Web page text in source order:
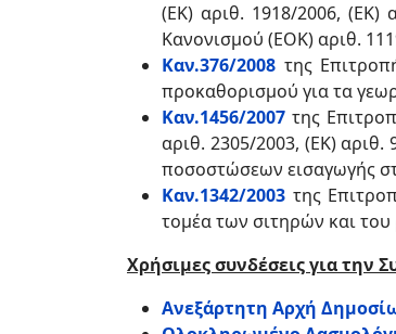
(ΕΚ) αριθ. 1918/2006, (ΕΚ)
Κανονισμού (ΕΟΚ) αριθ.
Καν.376/2008 της
προκαθορισμού για τα
Καν.1456/2007 της
αριθ. 2305/2003, (ΕΚ) αριθ.
ποσοστώσεων εισαγωγής
Καν.1342/2003 της
τομέα των σιτηρών και του
Χρήσιμες συνδέσεις για την
Ανεξάρτητη Αρχή